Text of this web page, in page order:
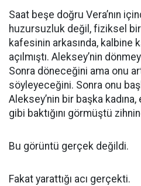
Saat beşe doğru Vera’nın
huzursuzluk değil, fiziksel bir
kafesinin arkasında, kalbine
açılmıştı. Aleksey’nin
Sonra döneceğini ama onu
söyleyeceğini. Sonra onu
Aleksey’nin bir başka kadına,
gibi baktığını görmüştü
Bu görüntü gerçek değildi.
Fakat yarattığı acı gerçekti.